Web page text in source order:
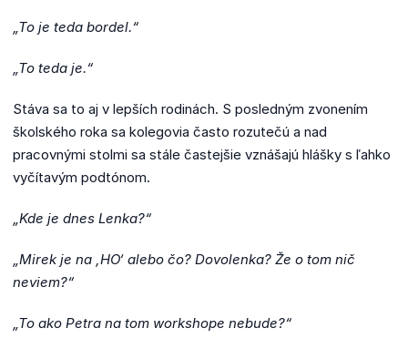
„To je teda bordel.“
„To teda je.“
Stáva sa to aj v lepších rodinách. S posledným zvonením
školského roka sa kolegovia často rozutečú a nad
pracovnými stolmi sa stále častejšie vznášajú hlášky s ľahko
vyčítavým podtónom.
„Kde je dnes Lenka?“
„Mirek je na ‚HO‘ alebo čo? Dovolenka? Že o tom nič
neviem?“
„To ako Petra na tom workshope nebude?“